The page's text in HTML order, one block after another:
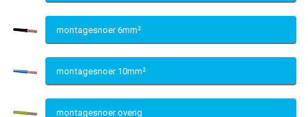
montagesnoer 6mm²
montagesnoer 10mm²
montagesnoer overig